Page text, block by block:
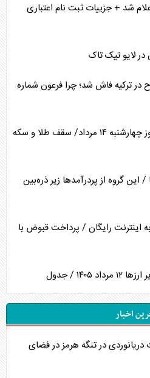
شد + جزییات ثبت نام اعتباری
در لایو تیک تاک
در ترکیه فاش شد؛ چرا فرعون شماره
آخرین قیمت طلا و سکه امروز چهارشنبه ۱۴ مرداد/ سقف طلا و سکه
این گروه از پردرآمد‌ها زیر ذره‌بین
اینترنت رایگان / پرداخت قبوض با
/ جدول
اخبار
دریانوردی در تنگه هرمز در فضای